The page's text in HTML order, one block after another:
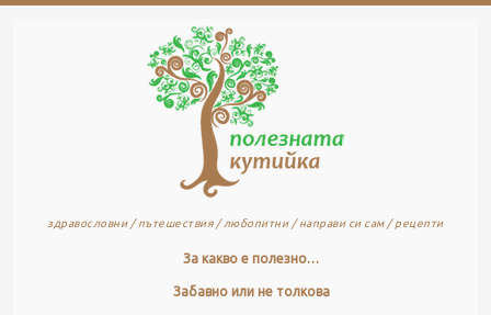
здравословни / пътешествия / любопитни / направи си сам / рецепти
За какво е полезно…
Забавно или не толкова